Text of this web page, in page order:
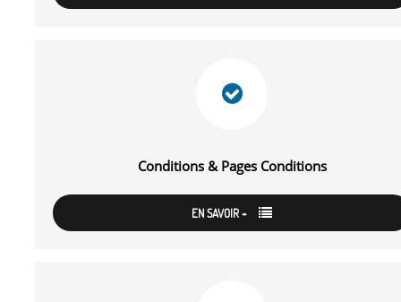
Conditions & Pages Conditions
EN SAVOIR +